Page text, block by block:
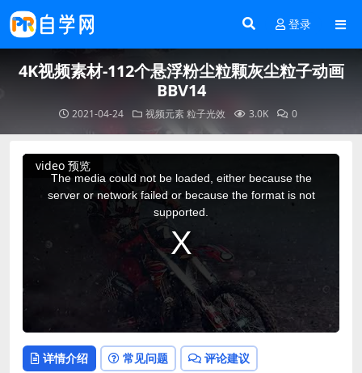
登录
4K视频素材-112个悬浮粉尘粒颗灰尘粒子动画
BBV14
2021-04-24 视频元素 粒子光效 3.0K 0
video 预览
This
The media could not be loaded, either because the
server or network failed or because the format is not
supported.
详情介绍 常见问题 评论建议